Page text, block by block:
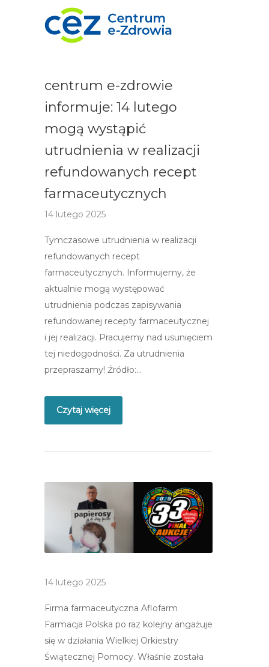
centrum e-zdrowie
informuje: 14 lutego
mogą wystąpić
utrudnienia w realizacji
refundowanych recept
farmaceutycznych
14 lutego 2025
Tymczasowe utrudnienia w realizacji
refundowanych recept
farmaceutycznych. Informujemy, że
aktualnie mogą występować
utrudnienia podczas zapisywania
refundowanej recepty farmaceutycznej
i jej realizacji. Pracujemy nad usunięciem
tej niedogodności. Za utrudnienia
przepraszamy! Źródło:…
Czytaj więcej
14 lutego 2025
Firma farmaceutyczna Aflofarm
Farmacja Polska po raz kolejny angażuje
się w działania Wielkiej Orkiestry
Świątecznej Pomocy. Właśnie została